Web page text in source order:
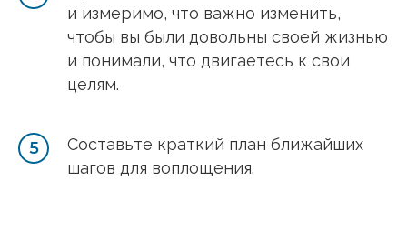
и измеримо, что важно изменить,
чтобы вы были довольны своей жизнью
и понимали, что двигаетесь к свои
целям.
Составьте краткий план ближайших
шагов для воплощения.